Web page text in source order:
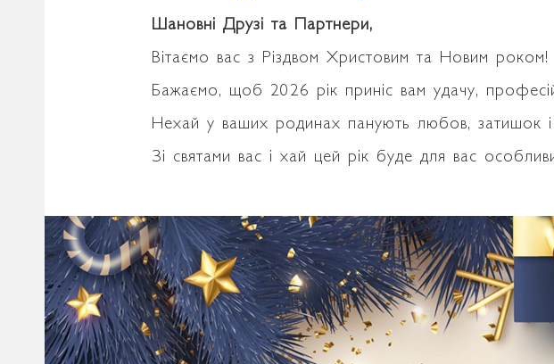
Шановні Друзі та Партнери,
Вітаємо вас з Різдвом Христовим та Новим роком!
Бажаємо, щоб 2026 рік приніс вам удачу,
Нехай у ваших родинах панують любов, затишок
Зі святами вас і хай цей рік буде для вас